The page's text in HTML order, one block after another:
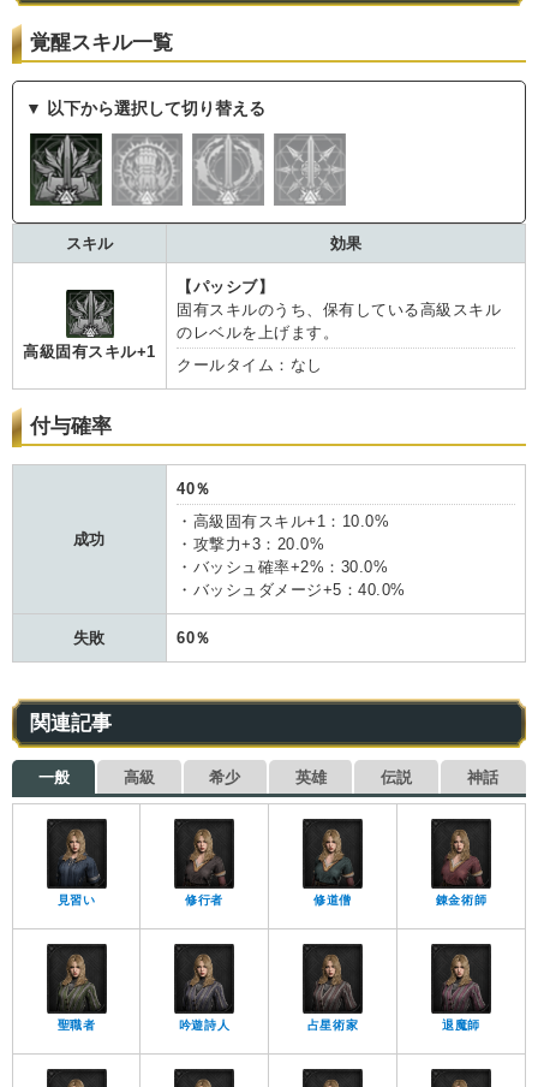
覚醒スキル一覧
▼ 以下から選択して切り替える
スキル 効果
高級固有スキル+1
【パッシブ】
固有スキルのうち、保有している高級スキル
のレベルを上げます。
クールタイム：なし
付与確率
成功
40％
・高級固有スキル+1：10.0%
・攻撃力+3：20.0%
・バッシュ確率+2%：30.0%
・バッシュダメージ+5：40.0%
失敗 60％
関連記事
一般 高級 希少 英雄 伝説 神話
見習い 修行者 修道僧 錬金術師
聖職者 吟遊詩人 占星術家 退魔師